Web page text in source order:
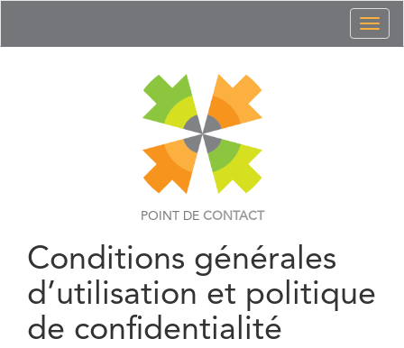
POINT DE CONTACT
Conditions générales
d’utilisation et politique
de confidentialité